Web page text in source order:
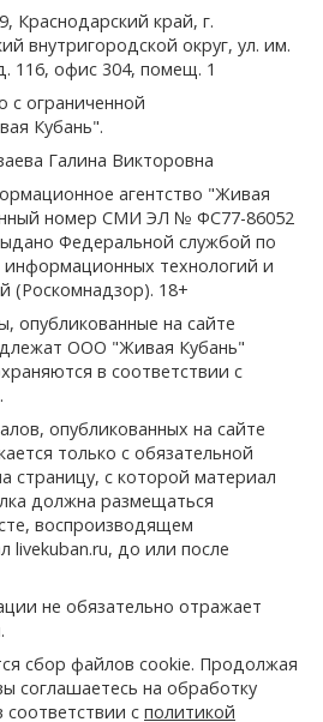
Краснодарский край, г.
внутригородской округ, ул. им.
116, офис 304, помещ. 1
с ограниченной
Кубань".
Галина Викторовна
агентство "Живая
номер СМИ ЭЛ № ФС77-86052
Федеральной службой по
информационных технологий и
(Роскомнадзор). 18+
опубликованные на сайте
ООО "Живая Кубань"
в соответствии с
опубликованных на сайте
только с обязательной
страницу, с которой материал
должна размещаться
воспроизводящем
livekuban.ru, до или после
не обязательно отражает
сбор файлов cookie. Продолжая
соглашаетесь на обработку
с политикой